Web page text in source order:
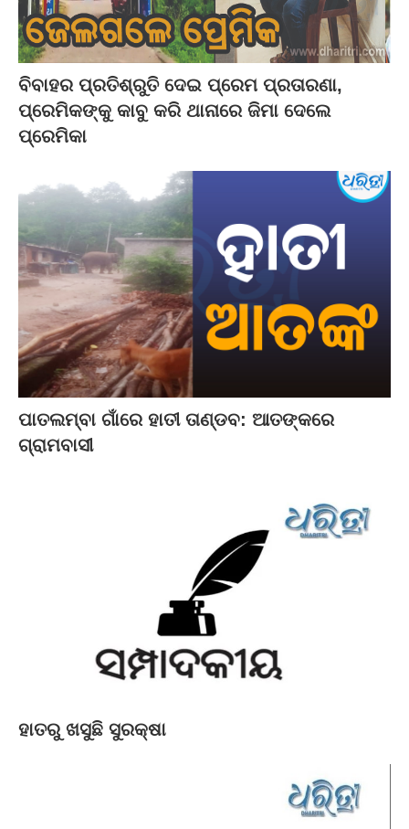
ବିବାହର ପ୍ରତିଶ୍ରୁତି ଦେଇ ପ୍ରେମ ପ୍ରତାରଣା,
ପ୍ରେମିକଙ୍କୁ କାବୁ କରି ଥାନାରେ ଜିମା ଦେଲେ
ପ୍ରେମିକା
ପାତଲମ୍ବା ଗାଁରେ ହାତୀ ତାଣ୍ଡବ: ଆତଙ୍କରେ
ଗ୍ରାମବାସୀ
ହାତରୁ ଖସୁଛି ସୁରକ୍ଷା